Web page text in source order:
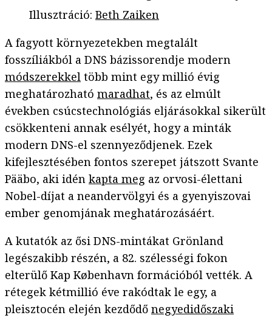
Illusztráció: Beth Zaiken
A fagyott környezetekben megtalált
fosszíliákból a DNS bázissorendje modern
módszerekkel több mint egy millió évig
meghatározható maradhat, és az elmúlt
években csúcstechnológiás eljárásokkal sikerült
csökkenteni annak esélyét, hogy a minták
modern DNS-el szennyeződjenek. Ezek
kifejlesztésében fontos szerepet játszott Svante
Pääbo, aki idén kapta meg az orvosi-élettani
Nobel-díjat a neandervölgyi és a gyenyiszovai
ember genomjának meghatározásáért.
A kutatók az ősi DNS-mintákat Grönland
legészakibb részén, a 82. szélességi fokon
elterülő Kap København formációból vették. A
rétegek kétmillió éve rakódtak le egy, a
pleisztocén elején kezdődő negyedidőszaki